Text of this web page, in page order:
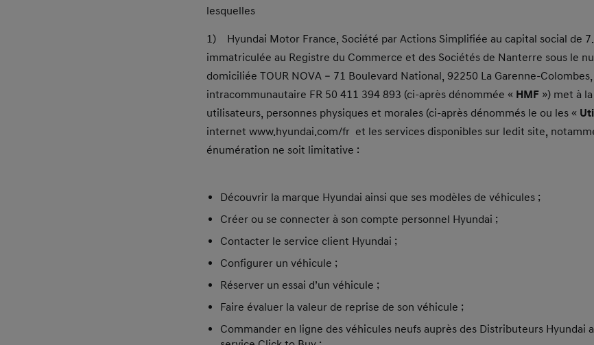
lesquelles
1) Hyundai Motor France, Société par Actions Simplifiée au capital social de
immatriculée au Registre du Commerce et des Sociétés de Nanterre sous le
domiciliée TOUR NOVA – 71 Boulevard National, 92250 La Garenne-Colombes,
intracommunautaire FR 50 411 394 893 (ci-après dénommée « HMF ») met à
utilisateurs, personnes physiques et morales (ci-après dénommés le ou les «
internet www.hyundai.com/fr et les services disponibles sur ledit site,
énumération ne soit limitative :
Découvrir la marque Hyundai ainsi que ses modèles de véhicules ;
Créer ou se connecter à son compte personnel Hyundai ;
Contacter le service client Hyundai ;
Configurer un véhicule ;
Réserver un essai d’un véhicule ;
Faire évaluer la valeur de reprise de son véhicule ;
Commander en ligne des véhicules neufs auprès des Distributeurs Hyundai